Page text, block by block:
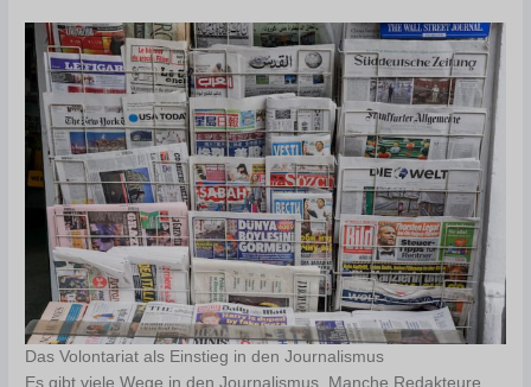
Das Volontariat als Einstieg in den Journalismus
Es gibt viele Wege in den Journalismus. Manche Redakteure